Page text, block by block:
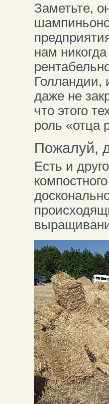
Заметьте,
нам
Голландии,
даже не
что этого
роль «отца
Пожалуй,
Есть и